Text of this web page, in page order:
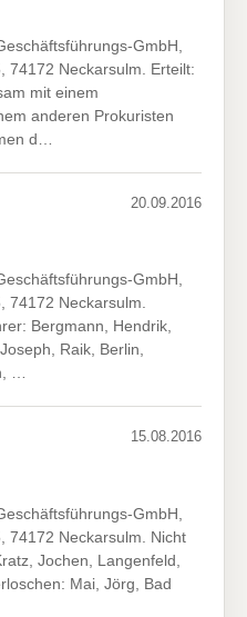
GmbH,
74172 Neckarsulm. Erteilt:
mit einem
anderen Prokuristen
d…
20.09.2016
GmbH,
74172 Neckarsulm.
Bergmann, Hendrik,
Raik, Berlin,
…
15.08.2016
GmbH,
74172 Neckarsulm. Nicht
Jochen, Langenfeld,
Mai, Jörg, Bad